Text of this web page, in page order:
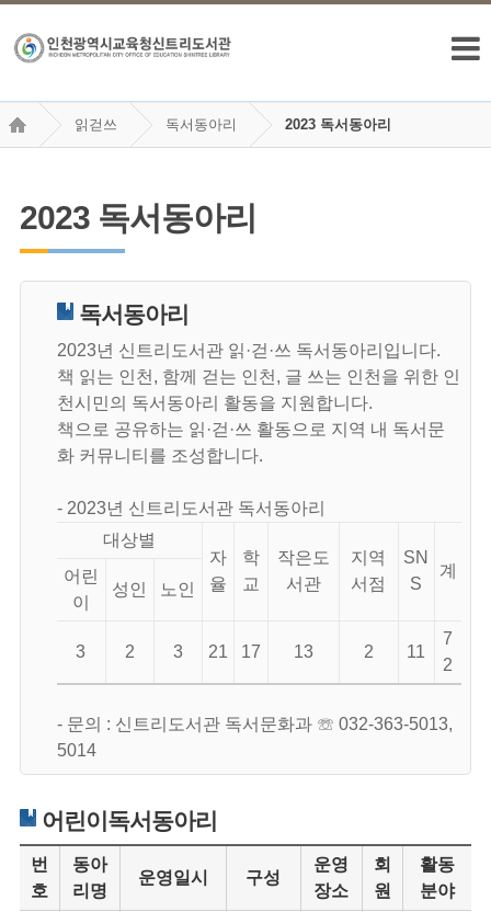
읽걷쓰 독서동아리 2023 독서동아리
2023 독서동아리
독서동아리
2023년 신트리도서관 읽·걷·쓰 독서동아리입니다.
책 읽는 인천, 함께 걷는 인천, 글 쓰는 인천을 위한 인
천시민의 독서동아리 활동을 지원합니다.
책으로 공유하는 읽·걷·쓰 활동으로 지역 내 독서문
화 커뮤니티를 조성합니다.
- 2023년 신트리도서관 독서동아리
대상별
자
율
학
교
작은도
서관
지역
서점
SN
S
계
어린
이
성인 노인
3 2 3 21 17 13 2 11
7
2
- 문의 : 신트리도서관 독서문화과 ☏ 032-363-5013,
5014
어린이독서동아리
번
호
동아
리명
운영일시 구성
운영
장소
회
원
활동
분야